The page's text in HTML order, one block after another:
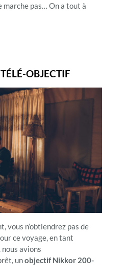
marche pas… On a tout à
OBJECTIF
vous n’obtiendrez pas de
ce voyage, en tant
nous avions
unobjectif Nikkor 200-